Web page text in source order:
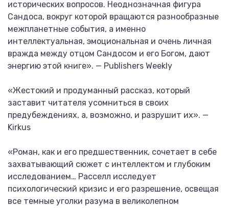
исторических вопросов. Неоднозначная фигура
Сандоса, вокруг которой вращаются разнообразные
межпланетные события, а именно
интеллектуальная, эмоциональная и очень личная
вражда между отцом Сандосом и его Богом, дают
энергию этой книге». — Publishers Weekly
«Жестокий и продуманный рассказ, который
заставит читателя усомниться в своих
предубеждениях, а, возможно, и разрушит их». —
Kirkus
«Роман, как и его предшественник, сочетает в себе
захватывающий сюжет с интеллектом и глубоким
исследованием… Расселл исследует
психологический кризис и его разрешение, освещая
все темные уголки разума в великолепном